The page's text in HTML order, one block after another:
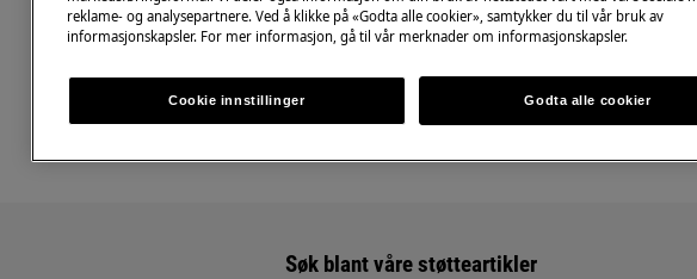
Støtte for Bestilling
Søk blant våre støtteartikler
reklame- og analysepartnere. Ved å klikke på «Godta alle cookier», samtykker du til vår bruk av
informasjonskapsler. For mer informasjon, gå til vår merknader om informasjonskapsler.
Cookie innstillinger Godta alle cookier